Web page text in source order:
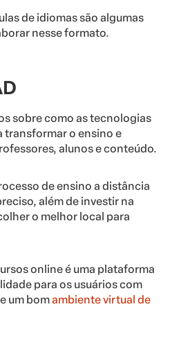
de idiomas são algumas
nesse formato.
sobre como as tecnologias
transformar o ensino e
alunos e conteúdo.
de ensino a distância
além de investir na
o melhor local para
online é uma plataforma
para os usuários com
um bomambiente virtual de